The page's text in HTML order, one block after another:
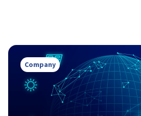
Company